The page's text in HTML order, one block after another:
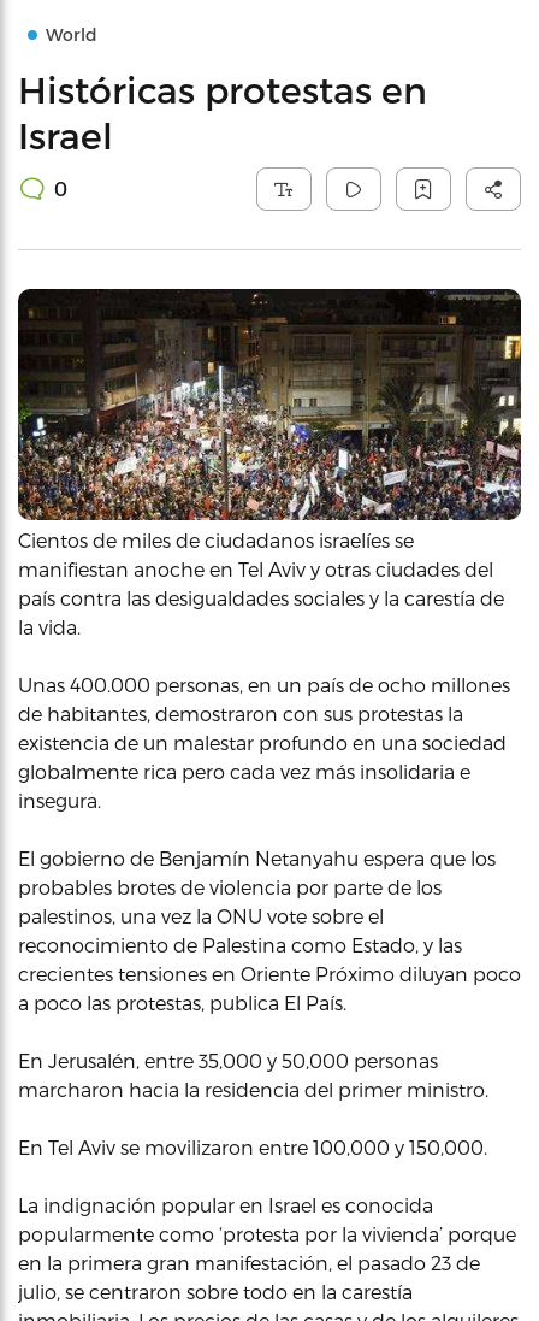
World
Históricas protestas en
Israel
0
Cientos de miles de ciudadanos israelíes se
manifiestan anoche en Tel Aviv y otras ciudades del
país contra las desigualdades sociales y la carestía de
la vida.
Unas 400.000 personas, en un país de ocho millones
de habitantes, demostraron con sus protestas la
existencia de un malestar profundo en una sociedad
globalmente rica pero cada vez más insolidaria e
insegura.
El gobierno de Benjamín Netanyahu espera que los
probables brotes de violencia por parte de los
palestinos, una vez la ONU vote sobre el
reconocimiento de Palestina como Estado, y las
crecientes tensiones en Oriente Próximo diluyan poco
a poco las protestas, publica El País.
En Jerusalén, entre 35,000 y 50,000 personas
marcharon hacia la residencia del primer ministro.
En Tel Aviv se movilizaron entre 100,000 y 150,000.
La indignación popular en Israel es conocida
popularmente como ‘protesta por la vivienda’ porque
en la primera gran manifestación, el pasado 23 de
julio, se centraron sobre todo en la carestía